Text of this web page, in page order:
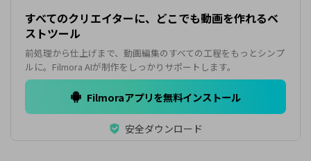
すべてのクリエイターに、どこでも動画を作れるベ
ストツール
前処理から仕上げまで、動画編集のすべての工程をもっとシンプ
ルに。Filmora AIが制作をしっかりサポートします。
Filmoraアプリを無料インストール
安全ダウンロード